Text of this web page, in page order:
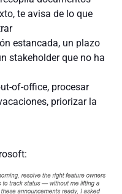
te avisa de lo que
estancada, un plazo
stakeholder que no ha
of-office, procesar
priorizar la